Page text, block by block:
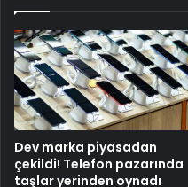
Dev marka piyasadan
çekildi! Telefon pazarında
taşlar yerinden oynadı